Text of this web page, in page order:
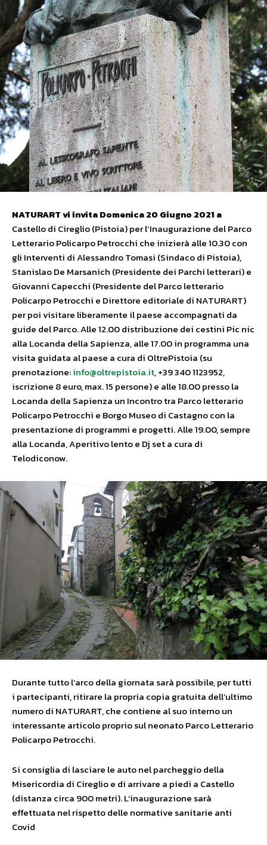
NATURART vi invita Domenica 20 Giugno 2021 a
Castello di Cireglio (Pistoia) per l’Inaugurazione del Parco
Letterario Policarpo Petrocchi che inizierà alle 10.30 con
gli Interventi di Alessandro Tomasi (Sindaco di Pistoia),
Stanislao De Marsanich (Presidente dei Parchi letterari) e
Giovanni Capecchi (Presidente del Parco letterario
Policarpo Petrocchi e Direttore editoriale di NATURART)
per poi visitare liberamente il paese accompagnati da
guide del Parco. Alle 12.00 distribuzione dei cestini Pic nic
alla Locanda della Sapienza, alle 17.00 in programma una
visita guidata al paese a cura di OltrePistoia (su
prenotazione:info@oltrepistoia.it, +39 340 1123952,
iscrizione 8 euro, max. 15 persone) e alle 18.00 presso la
Locanda della Sapienza un Incontro tra Parco letterario
Policarpo Petrocchi e Borgo Museo di Castagno con la
presentazione di programmi e progetti. Alle 19.00, sempre
alla Locanda, Aperitivo lento e Dj set a cura di
Telodiconow.
Durante tutto l’arco della giornata sarà possibile, per tutti
i partecipanti, ritirare la propria copia gratuita dell’ultimo
numero di NATURART, che contiene al suo interno un
interessante articolo proprio sul neonato Parco Letterario
Policarpo Petrocchi.
Si consiglia di lasciare le auto nel parcheggio della
Misericordia di Cireglio e di arrivare a piedi a Castello
(distanza circa 900 metri). L’inaugurazione sarà
effettuata nel rispetto delle normative sanitarie anti
Covid